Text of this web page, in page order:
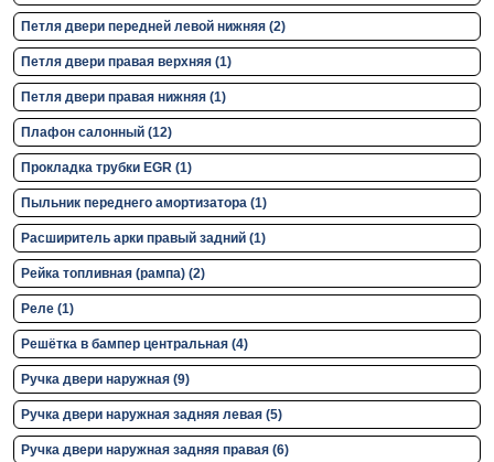
Петля двери передней левой нижняя (2)
Петля двери правая верхняя (1)
Петля двери правая нижняя (1)
Плафон салонный (12)
Прокладка трубки EGR (1)
Пыльник переднего амортизатора (1)
Расширитель арки правый задний (1)
Рейка топливная (рампа) (2)
Реле (1)
Решётка в бампер центральная (4)
Ручка двери нaружная (9)
Ручка двери нaружная задняя левая (5)
Ручка двери нaружная задняя правая (6)